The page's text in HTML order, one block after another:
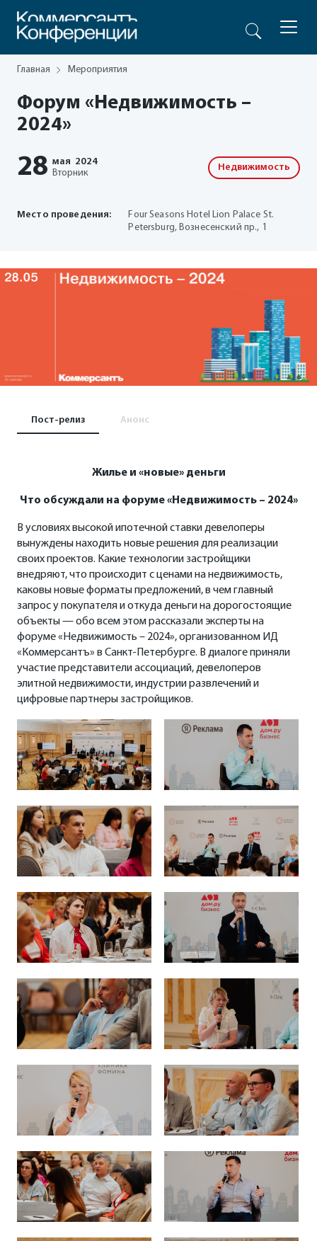
Главная Мероприятия
Форум «Недвижимость –
2024»
28 мая 2024
Вторник
Недвижимость
Место проведения:
Four Seasons Hotel Lion Palace St.
Petersburg, Вознесенский пр., 1
Пост-релиз Анонс
Жилье и «новые» деньги
Что обсуждали на форуме «Недвижимость – 2024»
В условиях высокой ипотечной ставки девелоперы
вынуждены находить новые решения для реализации
своих проектов. Какие технологии застройщики
внедряют, что происходит с ценами на недвижимость,
каковы новые форматы предложений, в чем главный
запрос у покупателя и откуда деньги на дорогостоящие
объекты — обо всем этом рассказали эксперты на
форуме «Недвижимость – 2024», организованном ИД
«Коммерсантъ» в Санкт-Петербурге. В диалоге приняли
участие представители ассоциаций, девелоперов
элитной недвижимости, индустрии развлечений и
цифровые партнеры застройщиков.